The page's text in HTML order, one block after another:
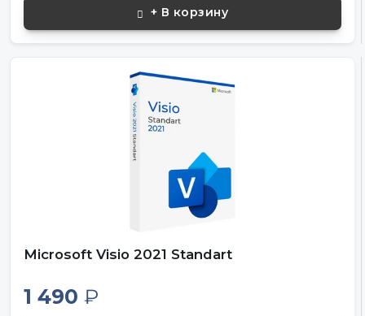
+ В корзину
Microsoft Visio 2021 Standart
1 490 ₽